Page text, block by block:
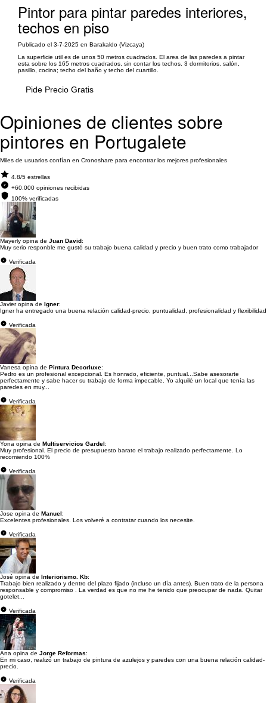
Pintor para pintar paredes interiores,
techos en piso
Publicado el 3-7-2025 en Barakaldo (Vizcaya)
La superficie util es de unos 50 metros cuadrados. El area de las paredes a pintar
esta sobre los 165 metros cuadrados, sin contar los techos. 3 dormitorios, salón,
pasillo, cocina; techo del baño y techo del cuartillo.
Pide Precio Gratis
Opiniones de clientes sobre
pintores en Portugalete
Miles de usuarios confían en Cronoshare para encontrar los mejores profesionales
4.8/5 estrellas
+60.000 opiniones recibidas
100% verificadas
Mayerly opina de Juan David:
Muy serio responble me gustó su trabajo buena calidad y precio y buen trato como trabajador
Verificada
Javier opina de Igner:
Igner ha entregado una buena relación calidad-precio, puntualidad, profesionalidad y flexibilidad
Verificada
Vanesa opina de Pintura Decorluxe:
Pedro es un profesional excepcional. Es honrado, eficiente, puntual...Sabe asesorarte
perfectamente y sabe hacer su trabajo de forma impecable. Yo alquilé un local que tenía las
paredes en muy...
Verificada
Yona opina de Multiservicios Gardel:
Muy profesional. El precio de presupuesto barato el trabajo realizado perfectamente. Lo
recomiendo 100%
Verificada
Jose opina de Manuel:
Excelentes profesionales. Los volveré a contratar cuando los necesite.
Verificada
José opina de Interiorismo. Kb:
Trabajo bien realizado y dentro del plazo fijado (incluso un día antes). Buen trato de la persona
responsable y compromiso . La verdad es que no me he tenido que preocupar de nada. Quitar
gotelet...
Verificada
Ana opina de Jorge Reformas:
En mi caso, realizó un trabajo de pintura de azulejos y paredes con una buena relación calidad-
precio.
Verificada